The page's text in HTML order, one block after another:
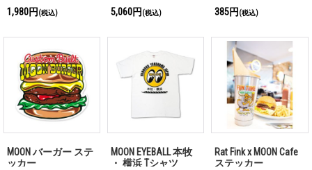
1,980円 (税込) 5,060円 (税込)
385円 (税込)
MOON バーガー ステ
ッカー
MOON EYEBALL 本牧
・ 横浜 Tシャツ
Rat Fink x MOON Cafe
ステッカー